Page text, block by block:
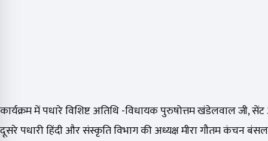
कार्यक्रम में पधारे विशिष्ट अतिथि -विधायक पुरुषोत्तम खंडेलवाल जी,
दूसरे पधारी हिंदी और संस्कृति विभाग की अध्यक्ष मीरा गौतम कंचन बंसल